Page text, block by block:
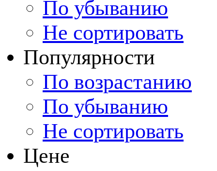
По убыванию
Не сортировать
Популярности
По возрастанию
По убыванию
Не сортировать
Цене